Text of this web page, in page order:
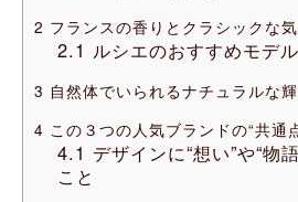
2 フランスの香りとクラシックな
2.1 ルシエのおすすめモデ
3 自然体でいられるナチュラルな
4 この３つの人気ブランドの“共通
4.1 デザインに“想い”や“物
こと